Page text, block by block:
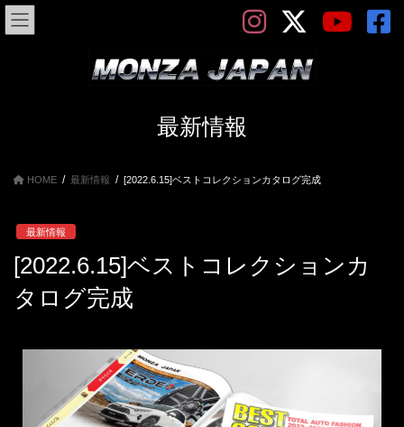
最新情報
HOME 最新情報 [2022.6.15]ベストコレクションカタログ完成
最新情報
[2022.6.15]ベストコレクションカ
タログ完成